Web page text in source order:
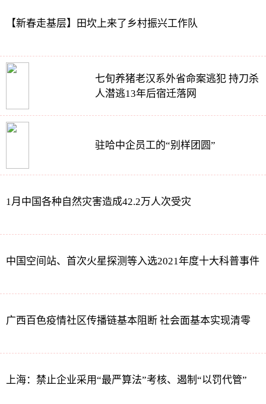
【新春走基层】田坎上来了乡村振兴工作队
七旬养猪老汉系外省命案逃犯 持刀杀
人潜逃13年后宿迁落网
驻哈中企员工的“别样团圆”
1月中国各种自然灾害造成42.2万人次受灾
中国空间站、首次火星探测等入选2021年度十大科普事件
广西百色疫情社区传播链基本阻断 社会面基本实现清零
上海：禁止企业采用“最严算法”考核、遏制“以罚代管”